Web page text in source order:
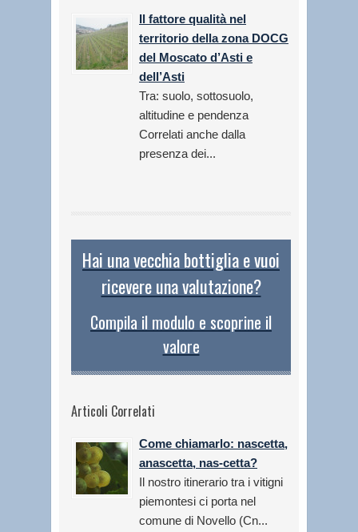
Il fattore qualità nel
territorio della zona DOCG
del Moscato d’Asti e
dell’Asti
Tra: suolo, sottosuolo,
altitudine e pendenza
Correlati anche dalla
presenza dei...
Hai una vecchia bottiglia e vuoi
ricevere una valutazione?
Compila il modulo e scoprine il
valore
Articoli Correlati
Come chiamarlo: nascetta,
anascetta, nas-cetta?
Il nostro itinerario tra i vitigni
piemontesi ci porta nel
comune di Novello (Cn...